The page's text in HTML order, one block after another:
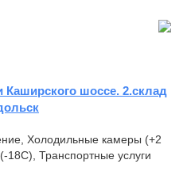
шоссе. 2.склад
Холодильные камеры (+2
Транспортные услуги